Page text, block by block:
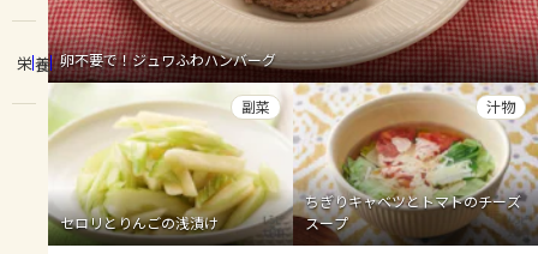
レシピ
トーク
よくあるお問い合わせ
お買い物
栄養 卵不要で！ジュワふわハンバーグ
セロリとりんごの浅漬け
副菜
ちぎりキャベツとトマトのチーズ
スープ
汁物